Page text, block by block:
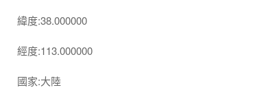
緯度:38.000000
經度:113.000000
國家:大陸